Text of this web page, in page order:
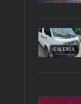
GALERÍA